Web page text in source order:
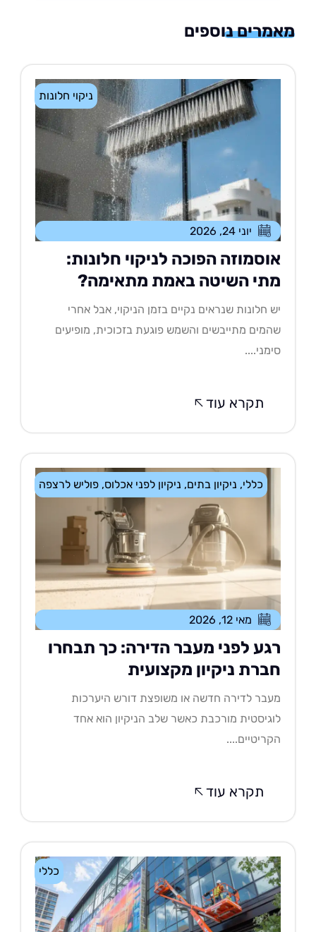
נוספים
ניקוי חלונות
יוני 24, 2026
הפוכה לניקוי חלונות:
השיטה באמת מתאימה?
חלונות שנראים נקיים בזמן הניקוי, אבל אחרי
מתייבשים והשמש פוגעת בזכוכית, מופיעים
תקרא עוד
ניקיון בתים,ניקיון לפני אכלוס,פוליש לרצפה
מאי 12, 2026
לפני מעבר הדירה: כך תבחרו
ניקיון מקצועית
לדירה חדשה או משופצת דורש היערכות
מורכבת כאשר שלב הניקיון הוא אחד
תקרא עוד
כללי